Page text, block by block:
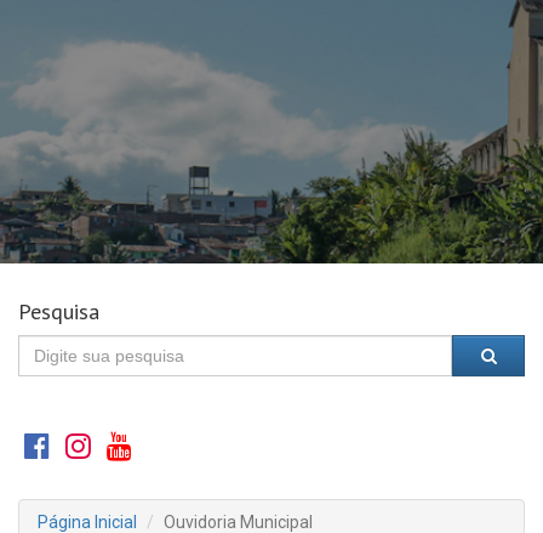
Pesquisa
Página Inicial Ouvidoria Municipal